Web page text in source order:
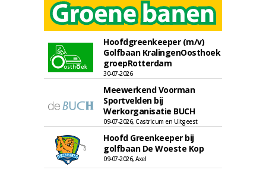
Hoofdgreenkeeper (m/v)
Golfbaan KralingenOosthoek
groepRotterdam
30-07-2026
Meewerkend Voorman
Sportvelden bij
Werkorganisatie BUCH
09-07-2026, Castricum en Uitgeest
Hoofd Greenkeeper bij
golfbaan De Woeste Kop
09-07-2026, Axel